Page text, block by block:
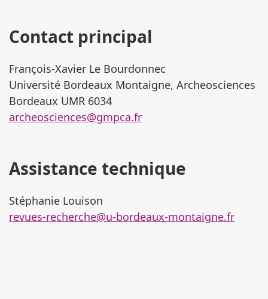
Contact principal
François-Xavier Le Bourdonnec
Université Bordeaux Montaigne, Archeosciences
Bordeaux UMR 6034
archeosciences@gmpca.fr
Assistance technique
Stéphanie Louison
revues-recherche@u-bordeaux-montaigne.fr